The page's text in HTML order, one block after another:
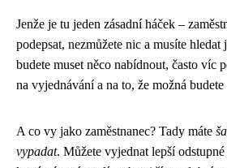
Jenže je tu jeden zásadní háček –
podepsat, nezmůžete nic a musíte
budete muset něco nabídnout, často víc
na vyjednávání a na to, že možná
A co vy jako zaměstnanec? Tady máte
vypadat. Můžete vyjednat lepší